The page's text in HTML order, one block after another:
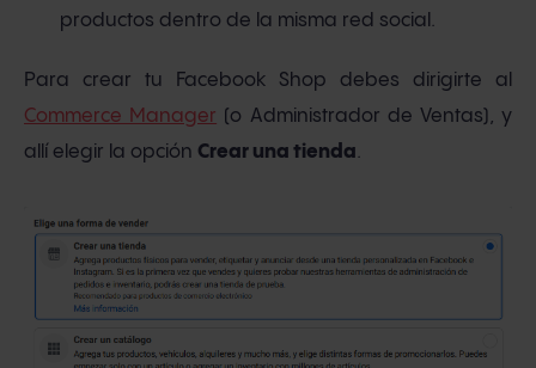
productos dentro de la misma red social.
Para crear tu Facebook Shop debes dirigirte al
Commerce Manager (o Administrador de Ventas), y
allí elegir la opción Crear una tienda.